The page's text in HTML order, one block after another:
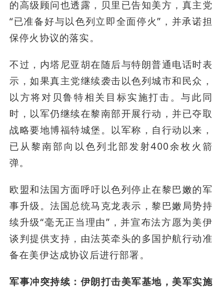
的高级顾问也透露，贝里已告知美方，真主党
“已准备好与以色列立即全面停火”，并承诺担
保停火协议的落实。
不过，内塔尼亚胡在随后与特朗普通电话时表
示，如果真主党继续袭击以色列城市和民众，
以方将对贝鲁特相关目标实施打击。与此同
时，以军仍继续在黎南部开展行动，并已夺取
战略要地博福特城堡。以军称，自行动以来，
已从黎南部向以色列北部发射400余枚火箭
弹。
欧盟和法国方面呼吁以色列停止在黎巴嫩的军
事升级。法国总统马克龙表示，黎巴嫩局势持
续升级“毫无正当理由”，并宣布法方愿为美伊
谈判提供支持，由法英牵头的多国护航行动准
备在美伊达成协议后进行部署。
军事冲突持续：伊朗打击美军基地，美军实施